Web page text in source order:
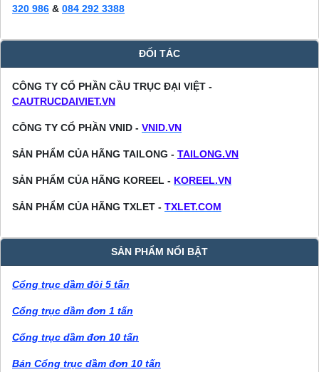
320 986 & 084 292 3388
ĐỐI TÁC
CÔNG TY CỔ PHẦN CẦU TRỤC ĐẠI VIỆT -
CAUTRUCDAIVIET.VN
CÔNG TY CỔ PHẦN VNID - VNID.VN
SẢN PHẨM CỦA HÃNG TAILONG - TAILONG.VN
SẢN PHẨM CỦA HÃNG KOREEL - KOREEL.VN
SẢN PHẨM CỦA HÃNG TXLET - TXLET.COM
SẢN PHẨM NỔI BẬT
Cổng trục dầm đôi 5 tấn
Cổng trục dầm đơn 1 tấn
Cổng trục dầm đơn 10 tấn
Bán Cổng trục dầm đơn 10 tấn